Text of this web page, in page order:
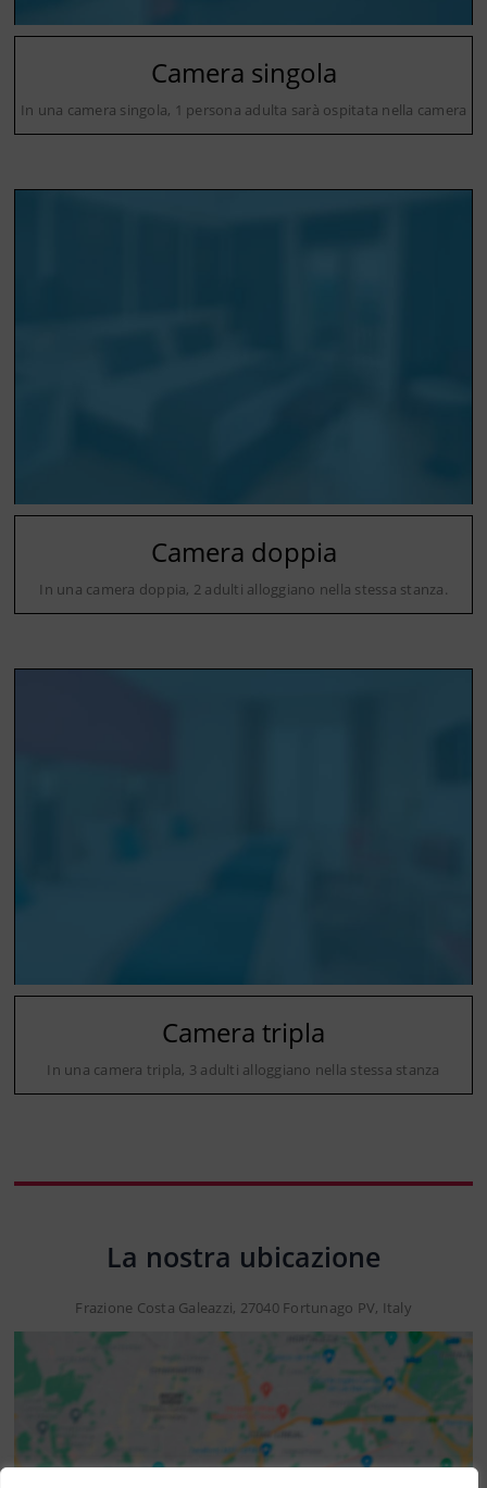
Camera singola
In una camera singola, 1 persona adulta sarà ospitata nella camera
Camera doppia
In una camera doppia, 2 adulti alloggiano nella stessa stanza.
Camera tripla
In una camera tripla, 3 adulti alloggiano nella stessa stanza
La nostra ubicazione
Frazione Costa Galeazzi, 27040 Fortunago PV, Italy